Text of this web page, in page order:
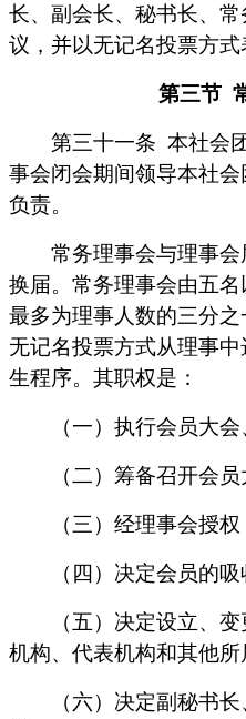
长、副会长、秘书长、
议，并以无记名投票方式
第三节
第三十一条 本社会
事会闭会期间领导本社
负责。
常务理事会与理事会
换届。常务理事会由五
最多为理事人数的三分
无记名投票方式从理事
生程序。其职权是：
（一）执行会员大会
（二）筹备召开会员
（三）经理事会授权
（四）决定会员的吸
（五）决定设立、变
机构、代表机构和其他所
（六）决定副秘书长